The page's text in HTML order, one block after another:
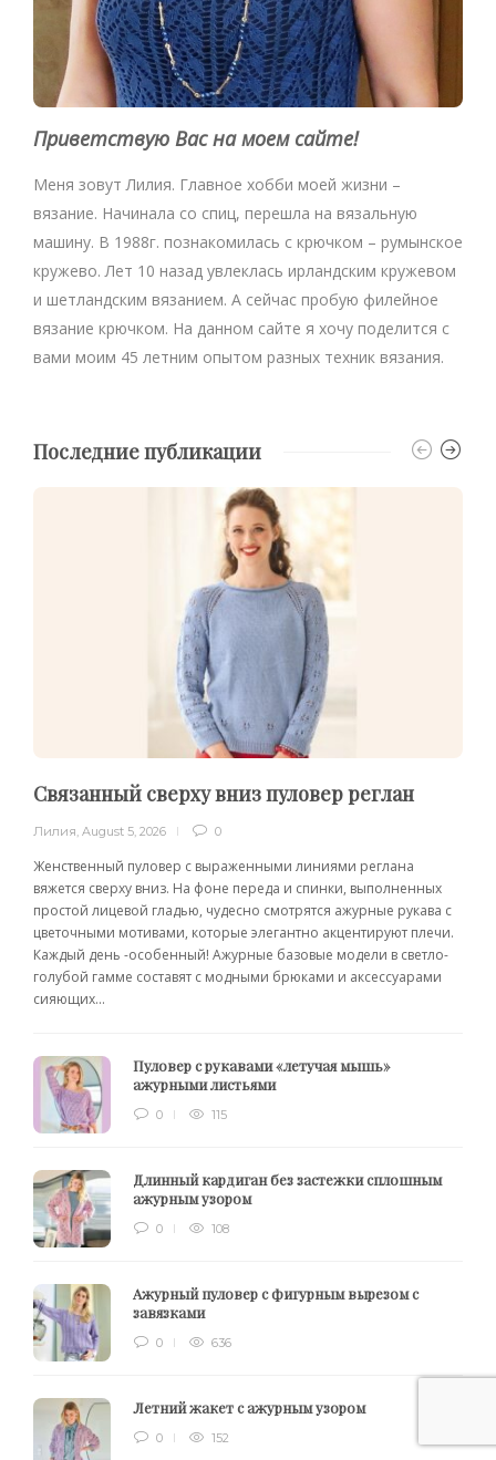
Приветствую Вас на моем сайте!
Меня зовут Лилия. Главное хобби моей жизни –
вязание. Начинала со спиц, перешла на вязальную
машину. В 1988г. познакомилась с крючком – румынское
кружево. Лет 10 назад увлеклась ирландским кружевом
и шетландским вязанием. А сейчас пробую филейное
вязание крючком. На данном сайте я хочу поделится с
вами моим 45 летним опытом разных техник вязания.
Последние публикации
Связанный сверху вниз пуловер реглан
Лилия, August 5, 2026 0
Женственный пуловер с выраженными линиями реглана
вяжется сверху вниз. На фоне переда и спинки, выполненных
простой лицевой гладью, чудесно смотрятся ажурные рукава с
цветочными мотивами, которые элегантно акцентируют плечи.
Каждый день -особенный! Ажурные базовые модели в светло-
голубой гамме составят с модными брюками и аксессуарами
сияющих...
Пуловер с рукавами «летучая мышь»
ажурными листьями
0 115
Длинный кардиган без застежки сплошным
ажурным узором
0 108
Ажурный пуловер с фигурным вырезом с
завязками
0 636
Летний жакет с ажурным узором
0 152